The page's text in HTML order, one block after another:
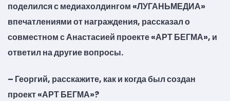
поделился с медиахолдингом «ЛУГАНЬМЕДИА»
впечатлениями от награждения, рассказал о
совместном с Анастасией проекте «АРТ БЕГМА», и
ответил на другие вопросы.
– Георгий, расскажите, как и когда был создан
проект «АРТ БЕГМА»?